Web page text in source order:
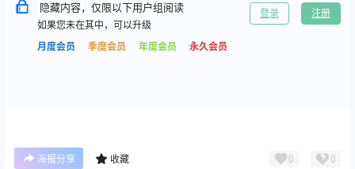
隐藏内容，仅限以下用户组阅读
如果您未在其中，可以升级
月度会员
季度会员 年度会员 永久会员
登录 注册
海报分享 收藏 0 0